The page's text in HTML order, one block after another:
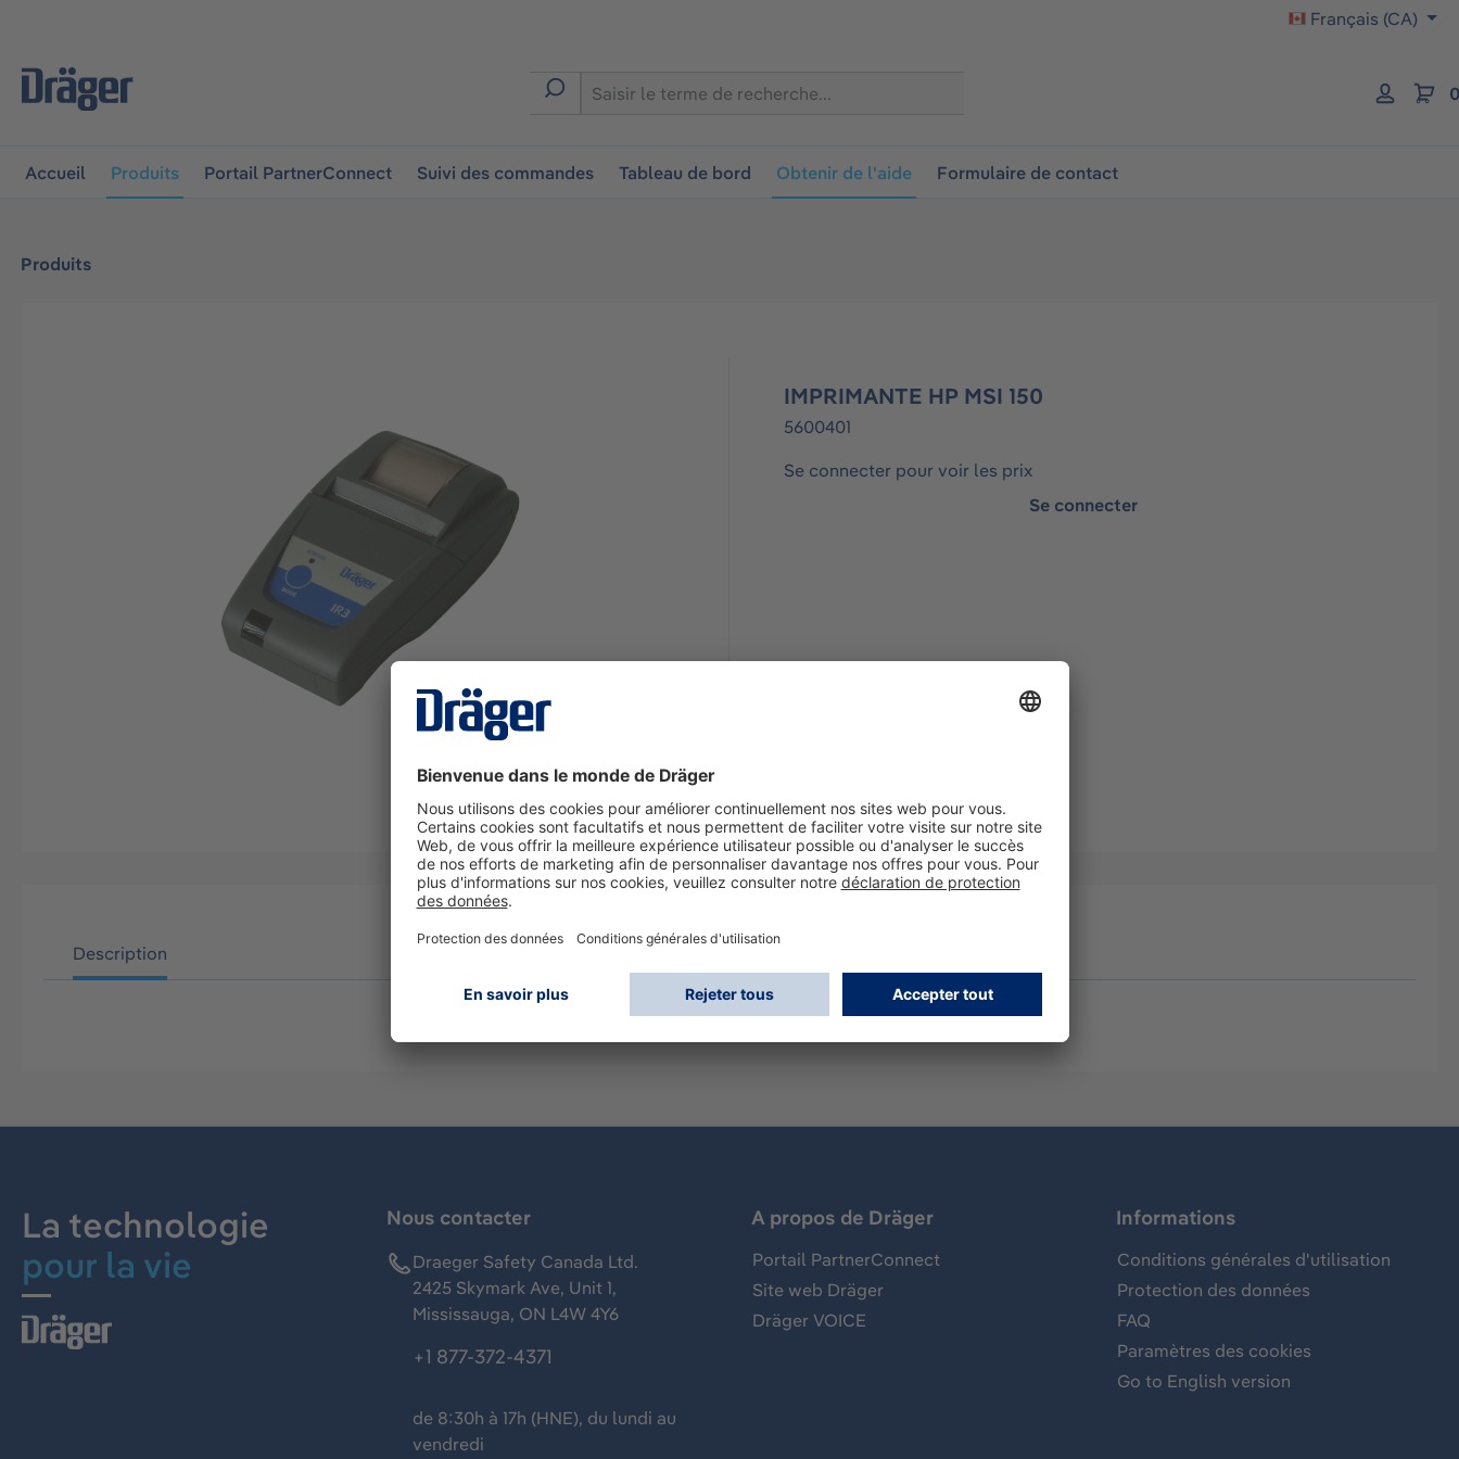
Français (CA)
Accueil Produits Portail PartnerConnect Suivi des commandes Tableau de bord Obtenir de l'aide Formulaire de contact
Produits
IMPRIMANTE HP MSI 150
5600401
Se connecter pour voir les prix
Se connecter
Description
La technologie
pour la vie
Nous contacter
Draeger Safety Canada Ltd.
2425 Skymark Ave, Unit 1,
Mississauga, ON L4W 4Y6
+1 877-372-4371
de 8:30h à 17h (HNE), du lundi au
vendredi
A propos de Dräger
Portail PartnerConnect
Site web Dräger
Dräger VOICE
Informations
Conditions générales d'utilisation
Protection des données
FAQ
Paramètres des cookies
Go to English version